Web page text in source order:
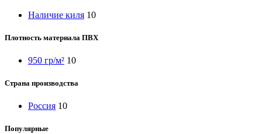
Наличие киля 10
Плотность материала ПВХ
950 гр/м² 10
Страна производства
Россия 10
Популярные